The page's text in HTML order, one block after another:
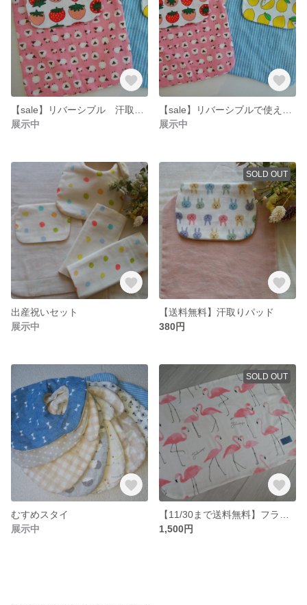
展示中
展示中
出産祝いセット
展示中
SOLD OUT
【送料無料】汗取りパッド
380円
むすめスタイ
展示中
SOLD OUT
1,500円